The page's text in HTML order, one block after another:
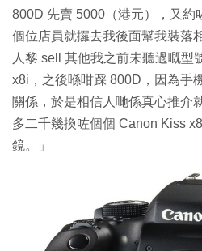
800D 先賣 5000（港元），又約
個位店員就攞去我後面幫我裝落
人黎 sell 其他我之前未聽過嘅型
x8i，之後喺咁踩 800D，因為手
關係，於是相信人哋係真心推介
多二千幾換咗個個 Canon Kiss
鏡。」